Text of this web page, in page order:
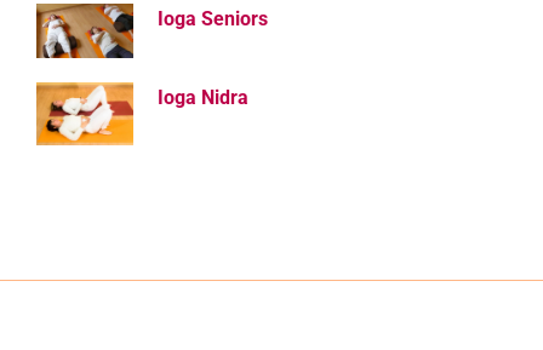
Ioga Seniors
Ioga Nidra